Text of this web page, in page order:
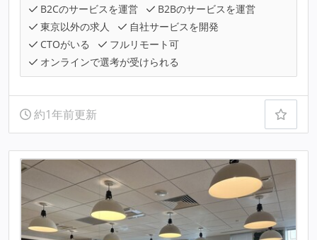
B2Cのサービスを運営
B2Bのサービスを運営
東京以外の求人
自社サービスを開発
CTOがいる
フルリモート可
オンラインで選考が受けられる
約1年前更新